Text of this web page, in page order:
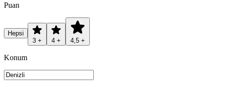
Puan
Hepsi
3 +
4 + 4,5 +
Konum